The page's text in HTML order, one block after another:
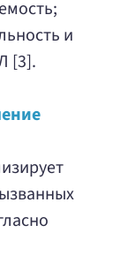
и
[3].